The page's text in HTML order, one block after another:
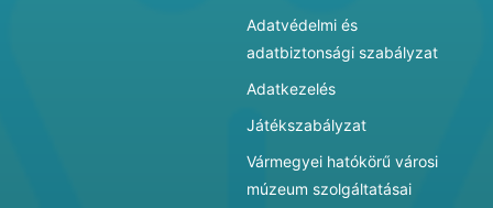
Adatvédelmi és
adatbiztonsági szabályzat
Adatkezelés
Játékszabályzat
Vármegyei hatókörű városi
múzeum szolgáltatásai